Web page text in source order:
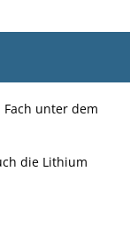
Fach unter dem
die Lithium